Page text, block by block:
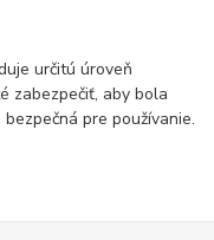
určitú úroveň
zabezpečiť, aby bola
pre používanie.